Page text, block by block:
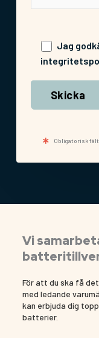
Jag
n
t
e
:
Obligatorisk fält
Vi
För att du ska få
med ledande
kan erbjuda dig
batterier.